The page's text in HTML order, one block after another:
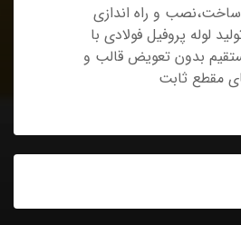
و راه اندازی
لوله پروفیل فولادی با
بدون تعویض قالب و
مقطع ثابت